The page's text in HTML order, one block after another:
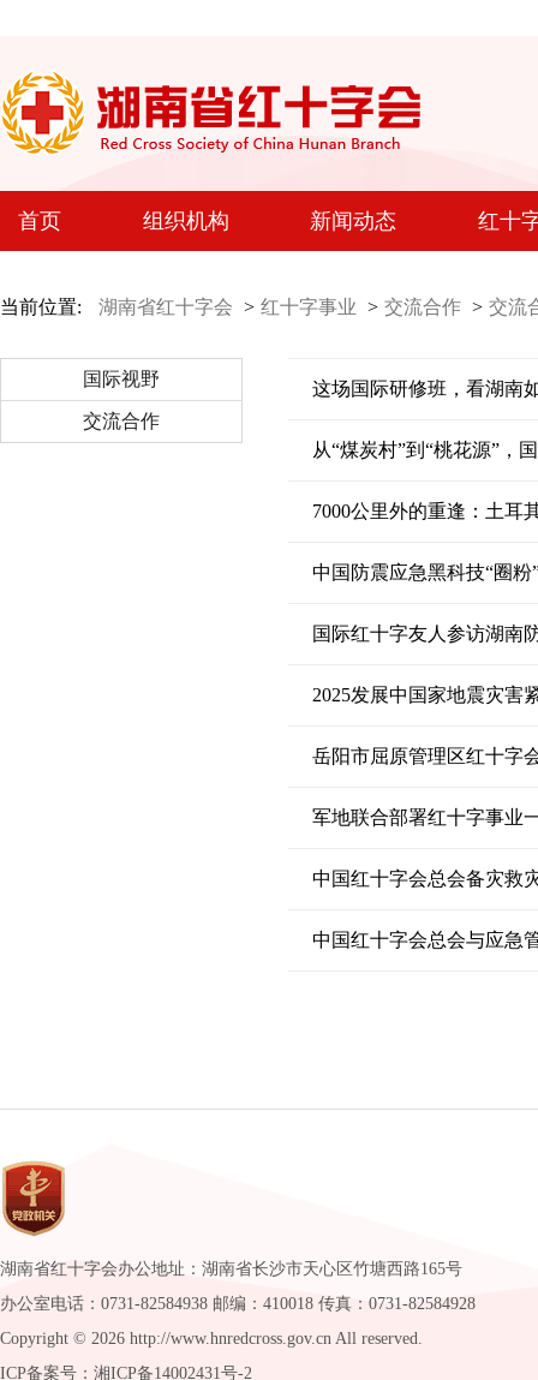
首页 组织机构 新闻动态 红十
当前位置: 湖南省红十字会 > 红十字事业 > 交流合作 > 交流
国际视野
交流合作
这场国际研修班，看湖南
从“煤炭村”到“桃花源”，
7000公里外的重逢：土耳
中国防震应急黑科技“圈粉
国际红十字友人参访湖南
2025发展中国家地震灾害
岳阳市屈原管理区红十字
军地联合部署红十字事业
中国红十字会总会备灾救
中国红十字会总会与应急
湖南省红十字会办公地址：湖南省长沙市天心区竹塘西路165号
办公室电话：0731-82584938 邮编：410018 传真：0731-82584928
Copyright © 2026 http://www.hnredcross.gov.cn All reserved.
ICP备案号：湘ICP备14002431号-2